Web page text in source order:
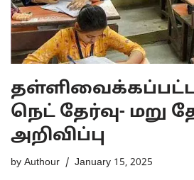
தள்ளிவைக்கப்பட்ட
நெட் தேர்வு- மறு
அறிவிப்பு
by Authour January 15, 2025